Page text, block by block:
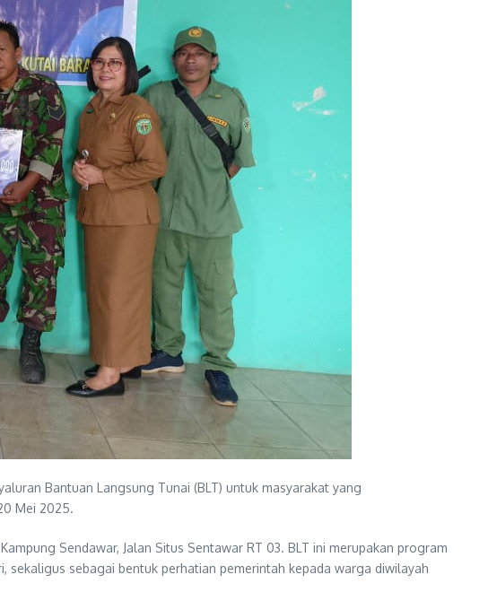
Bantuan Langsung Tunai (BLT) untuk masyarakat yang
Mei 2025.
Sendawar, Jalan Situs Sentawar RT 03. BLT ini merupakan program
sebagai bentuk perhatian pemerintah kepada warga diwilayah